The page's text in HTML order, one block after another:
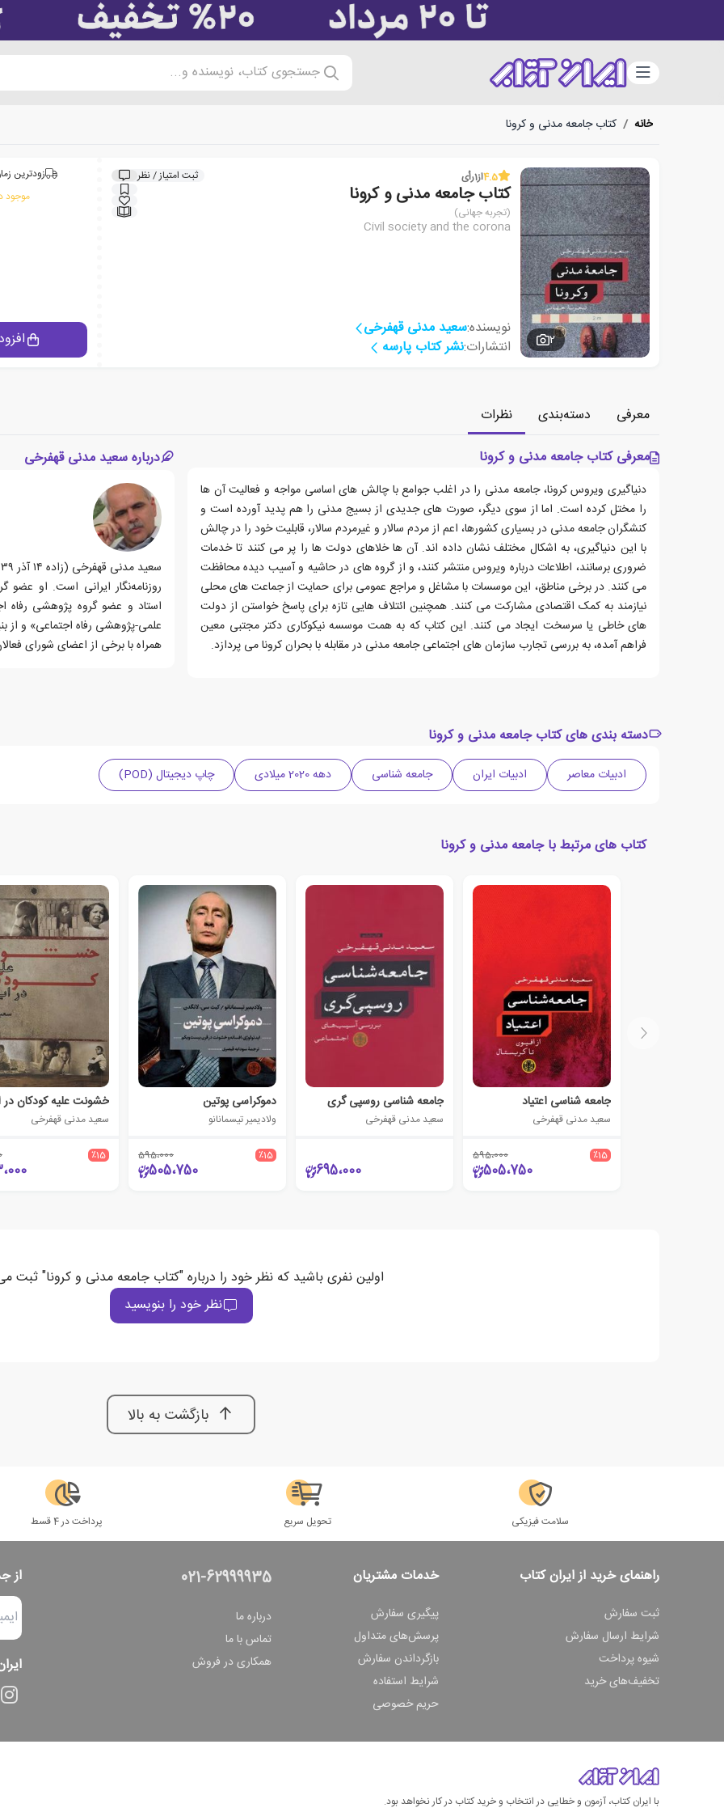
دسته‌بندی جستجوی کتاب، نویسنده و...
خانه / کتاب جامعه مدنی و کرونا
2
4.5از1رأی ثبت امتیاز / نظر
کتاب جامعه مدنی و کرونا
(تجربه جهانی)
Civil society and the corona
نویسنده:سعید مدنی قهفرخی
انتشارات:نشر کتاب پارسه
زودترین
موجود
معرفی دسته‌بندی
نظرات
معرفی کتاب جامعه مدنی و کرونا
دنیاگیری ویروس کرونا، جامعه مدنی را در اغلب جوامع با چالش های اساسی مواجه و فعالیت آن ها
را مختل کرده است. اما از سوی دیگر، صورت های جدیدی از بسیج مدنی را هم پدید آورده است و
کنشگران جامعه مدنی در بسیاری کشورها، اعم از مردم سالار و غیرمردم سالار، قابلیت خود را در چالش
با این دنیاگیری، به اشکال مختلف نشان داده اند. آن ها خلاهای دولت ها را پر می کنند تا خدمات
ضروری برسانند، اطلاعات درباره ویروس منتشر کنند، و از گروه های در حاشیه و آسیب دیده محافظت
می کنند. در برخی مناطق، این موسسات با مشاغل و مراجع عمومی برای حمایت از جماعت های محلی
نیازمند به کمک اقتصادی مشارکت می کنند. همچنین ائتلاف هایی تازه برای پاسخ خواستن از دولت
های خاطی یا سرسخت ایجاد می کنند. این کتاب که به همت موسسه نیکوکاری دکتر مجتبی معین
فراهم آمده، به بررسی تجارب سازمان های اجتماعی جامعه مدنی در مقابله با بحران کرونا می پردازد.
درباره سعید مدنی قهفرخی
روزنامه‌نگار ایرانی است. او
استاد و عضو گروه پژوهشی رفاه
همراه با برخی از اعضای شورای
دسته بندی های کتاب جامعه مدنی و کرونا
ادبیات معاصر ادبیات ایران جامعه شناسی دهه 2020 میلادی چاپ دیجیتال (POD)
کتاب های مرتبط با جامعه مدنی و کرونا
جامعه شناسی اعتیاد
سعید مدنی قهفرخی
٪15 595،000
505،750
جامعه شناسی روسپی گری
سعید مدنی قهفرخی
695،000
دموکراسی پوتین
ولادیمیر تیسمانانو
٪15 595،000
505،750
خشونت علیه کودکان در
سعید مدنی قهفرخی
٪15
اولین نفری باشید که نظر خود را درباره "کتاب جامعه مدنی و کرونا" ثبت
نظر خود را بنویسید
بازگشت به بالا
سلامت فیزیکی تحویل سریع پرداخت در 4 قسط
راهنمای خرید از ایران کتاب
ثبت سفارش
شرایط ارسال سفارش
شیوه پرداخت
تخفیف‌های خرید
خدمات مشتریان
پیگیری سفارش
پرسش‌های متداول
بازگرداندن سفارش
شرایط استفاده
حریم خصوصی
021-62999935
درباره ما
تماس با ما
همکاری در فروش
از
با ایران کتاب، آزمون و خطایی در انتخاب و خرید کتاب در کار نخواهد بود.